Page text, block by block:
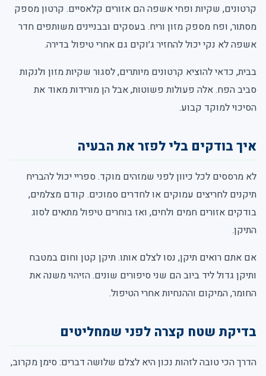
קרטונים, שקיות ופחי אשפה הם אזורים קלאסיים. קרטון מספק
מסתור, ופח מספק מזון וריח. בעסקים ובבניינים משותפים חדר
אשפה לא נקי יכול להחזיר ג׳וקים גם אחרי טיפול בדירה.
בבית, כדאי להוציא קרטונים מיותרים, לסגור שקיות מזון ולנקות
סביב הפח. אלה פעולות פשוטות, אבל הן מורידות מאוד את
הסיכוי למוקד קבוע.
איך בודקים בלי לפזר את הבעיה
לא מרססים לכל כיוון לפני שמזהים מוקד. ספריי יכול להבריח
תיקנים לחריצים עמוקים או לחדרים סמוכים. קודם מצלמים,
בודקים אזורים חמים ולחים, ואז בוחרים טיפול מתאים לסוג
התיקן.
אם אתם רואים תיקן, נסו לצלם אותו. תיקן קטן וחום במטבח
ותיקן גדול ליד ביוב הם שני סיפורים שונים. הזיהוי משנה את
החומר, המיקום וההנחיות אחרי הטיפול.
בדיקת שטח קצרה לפני שמחליטים
הדרך הכי טובה לזהות נכון היא לצלם שלושה דברים: סימן מקרוב,